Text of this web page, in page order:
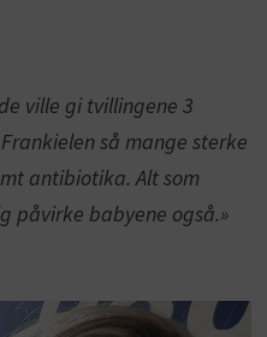
ville gi tvillingene 3
så mange sterke
antibiotika. Alt som
påvirke babyene også.»